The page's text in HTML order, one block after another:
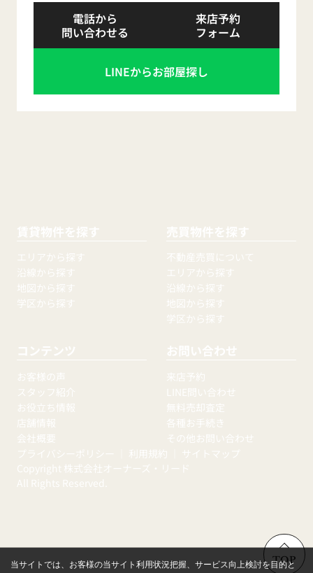
電話から
問い合わせる
来店予約
フォーム
LINEからお部屋探し
賃貸物件を探す
エリアから探す
沿線から探す
地図から探す
学区から探す
売買物件を探す
不動産売買について
エリアから探す
沿線から探す
地図から探す
学区から探す
コンテンツ
お客様の声
スタッフ紹介
お役立ち情報
店舗情報
会社概要
お問い合わせ
来店予約
LINE問い合わせ
無料売却査定
各種お手続き
その他お問い合わせ
プライバシーポリシー
利用規約
サイトマップ
Copyright 株式会社オーナーズ・リード
All Rights Reserved.
TOP
当サイトでは、お客様の当サイト利用状況把握、サービス向上検討を目的と